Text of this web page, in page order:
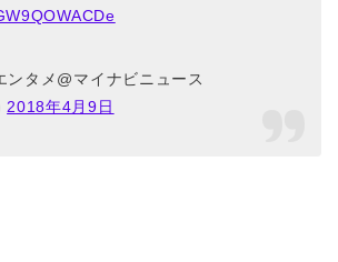
タメ@マイナビニュース
2018年4月9日